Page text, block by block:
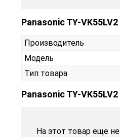
Panasonic TY-
Производитель
Модель
Тип товара
Panasonic TY-
На этот товар еще